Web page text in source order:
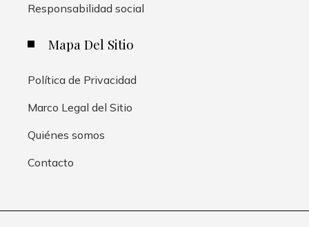
Responsabilidad social
Mapa Del Sitio
Política de Privacidad
Marco Legal del Sitio
Quiénes somos
Contacto